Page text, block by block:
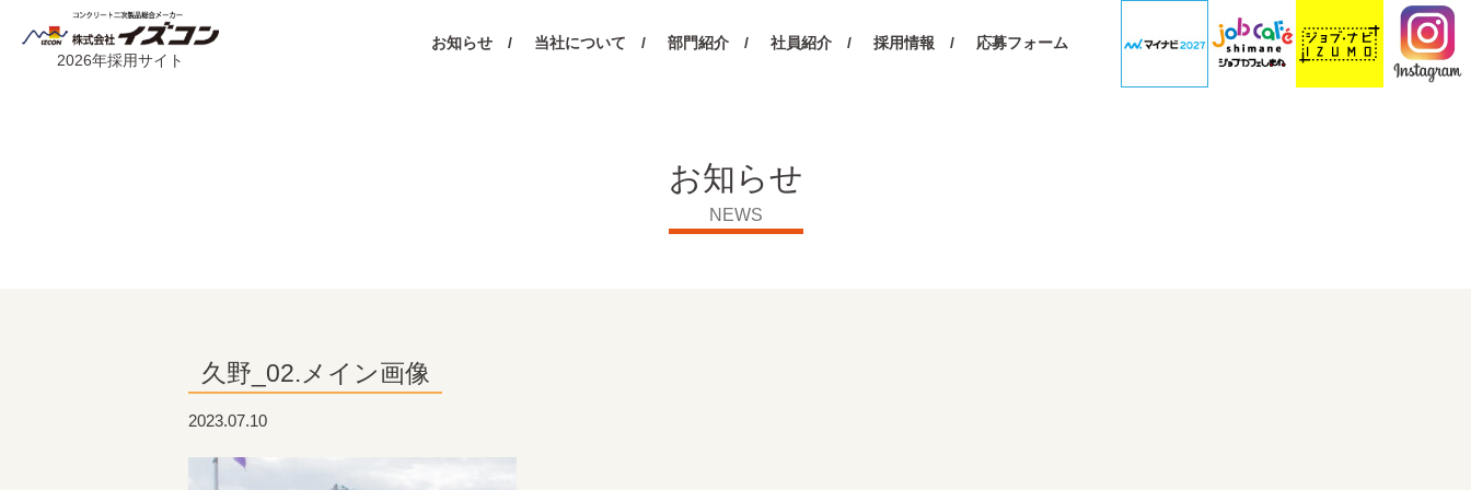
2026年採用サイト
お知らせ / 当社について / 部門紹介 / 社員紹介 / 採用情報 / 応募フォーム
お知らせ
NEWS
久野_02.メイン画像
2023.07.10